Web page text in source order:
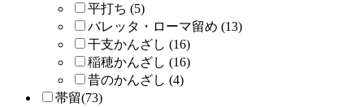
平打ち (5)
バレッタ・ローマ留め (13)
干支かんざし (16)
稲穂かんざし (16)
昔のかんざし (4)
帯留(73)